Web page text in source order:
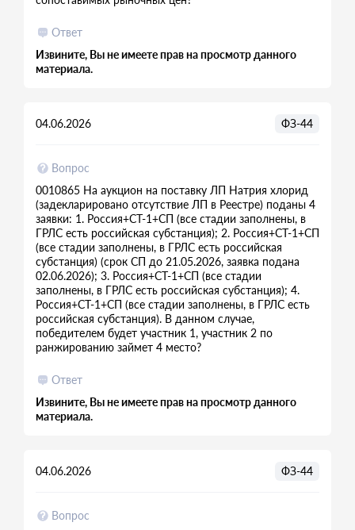
Ответ
Извините, Вы не имеете прав на просмотр данного
материала.
Вопрос
0010865 На аукцион на поставку ЛП Натрия хлорид
(задекларировано отсутствие ЛП в Реестре) поданы 4
заявки: 1. Россия+СТ-1+СП (все стадии заполнены, в
ГРЛС есть российская субстанция); 2. Россия+СТ-1+СП
(все стадии заполнены, в ГРЛС есть российская
субстанция) (срок СП до 21.05.2026, заявка подана
02.06.2026); 3. Россия+СТ-1+СП (все стадии
заполнены, в ГРЛС есть российская субстанция); 4.
Россия+СТ-1+СП (все стадии заполнены, в ГРЛС есть
российская субстанция). В данном случае,
победителем будет участник 1, участник 2 по
ранжированию займет 4 место?
Ответ
Извините, Вы не имеете прав на просмотр данного
материала.
04.06.2026 ФЗ-44
Вопрос
04.06.2026 ФЗ-44